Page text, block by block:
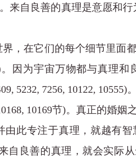
来自良善的真理是意愿和
，在它们的每个细节里面
)。因为宇宙万物都与真理
5232, 7256, 10122,
10169节)。真正的婚
由此专注于真理，就越有
自良善的真理，就会实际